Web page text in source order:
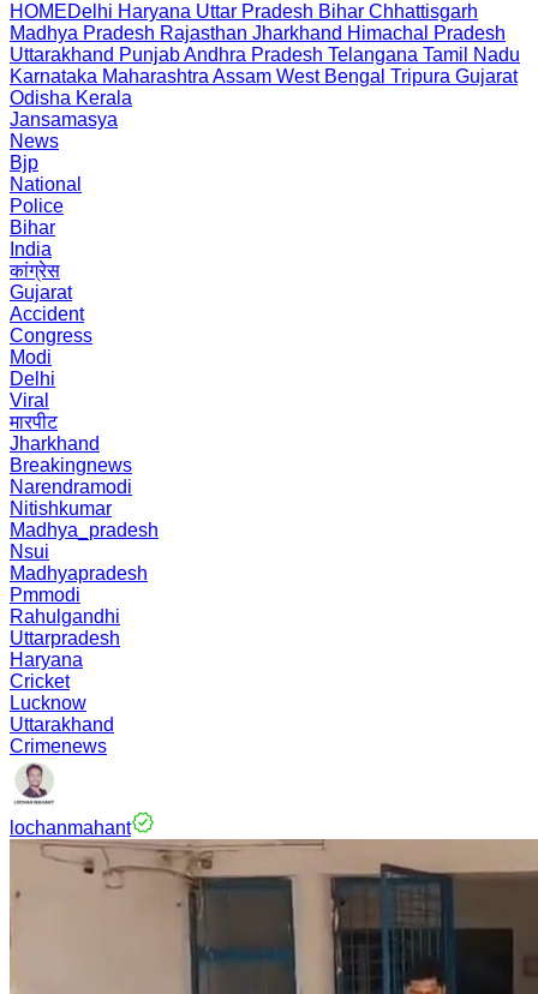
HOMEDelhi Haryana Uttar Pradesh Bihar Chhattisgarh
Madhya Pradesh Rajasthan Jharkhand Himachal Pradesh
Uttarakhand PunjabAndhra Pradesh Telangana Tamil Nadu
Karnataka Maharashtra Assam West Bengal Tripura Gujarat
Odisha Kerala
Jansamasya
News
Bjp
National
Police
Bihar
India
कांग्रेस
Gujarat
Accident
Congress
Modi
Delhi
Viral
मारपीट
Jharkhand
Breakingnews
Narendramodi
Nitishkumar
Madhya_pradesh
Nsui
Madhyapradesh
Pmmodi
Rahulgandhi
Uttarpradesh
Haryana
Cricket
Lucknow
Uttarakhand
Crimenews
lochanmahant